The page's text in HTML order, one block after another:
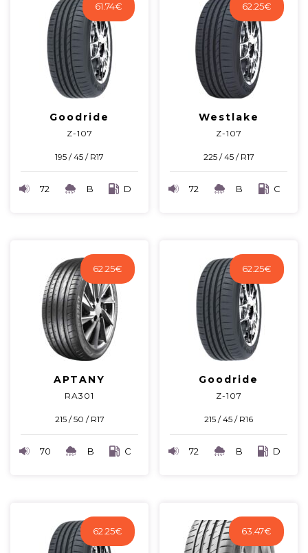
61.74€
Goodride
Z-107
195 / 45 / R17
72 B D
62.25€
Westlake
Z-107
225 / 45 / R17
72 B C
62.25€
APTANY
RA301
215 / 50 / R17
70 B C
62.25€
Goodride
Z-107
215 / 45 / R16
72 B D
62.25€ 63.47€